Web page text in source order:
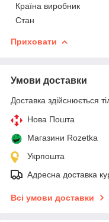
Країна виробник
Стан
Приховати
Умови доставки
Доставка здійснюється
Нова Пошта
Магазини Rozetka
Укрпошта
Адресна доставка
Всі умови доставки